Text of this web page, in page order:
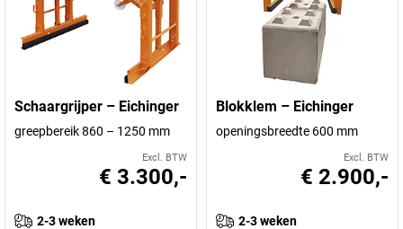
Schaargrijper – Eichinger
greepbereik 860 – 1250 mm
Excl. BTW
€ 3.300,-
2-3 weken
Blokklem – Eichinger
openingsbreedte 600 mm
Excl. BTW
€ 2.900,-
2-3 weken